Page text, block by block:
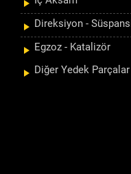
Direksiyon -
Egzoz - Katalizör
Diğer Yedek Parçalar